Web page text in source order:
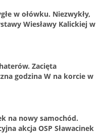
w ołówku. Niezwykły,
Wiesławy Kalickiej w
Zacięta
godzina W na korcie w
na nowy samochód.
akcja OSP Sławacinek